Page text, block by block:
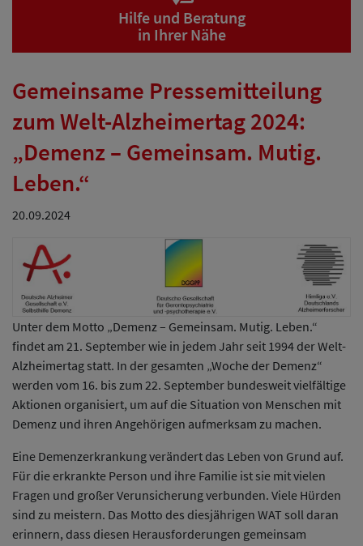
Hilfe und Beratung
in Ihrer Nähe
Gemeinsame Pressemitteilung
zum Welt-Alzheimertag 2024:
„Demenz – Gemeinsam. Mutig.
Leben.“
20.09.2024
Unter dem Motto „Demenz – Gemeinsam. Mutig. Leben.“
findet am 21. September wie in jedem Jahr seit 1994 der Welt-
Alzheimertag statt. In der gesamten „Woche der Demenz“
werden vom 16. bis zum 22. September bundesweit vielfältige
Aktionen organisiert, um auf die Situation von Menschen mit
Demenz und ihren Angehörigen aufmerksam zu machen.
Eine Demenzerkrankung verändert das Leben von Grund auf.
Für die erkrankte Person und ihre Familie ist sie mit vielen
Fragen und großer Verunsicherung verbunden. Viele Hürden
sind zu meistern. Das Motto des diesjährigen WAT soll daran
erinnern, dass diesen Herausforderungen gemeinsam